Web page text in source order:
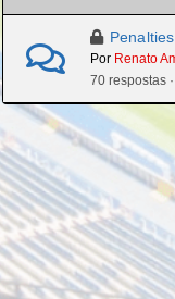
Por Renato
70 respostas